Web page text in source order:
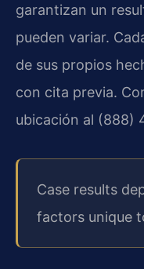
garantizan un
pueden variar.
de sus propios
con cita previa.
ubicación al (888)
Case results
factors unique